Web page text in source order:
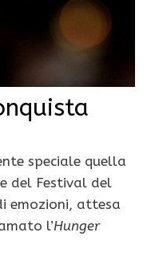
speciale quella
del Festival del
emozioni, attesa
l’Hunger